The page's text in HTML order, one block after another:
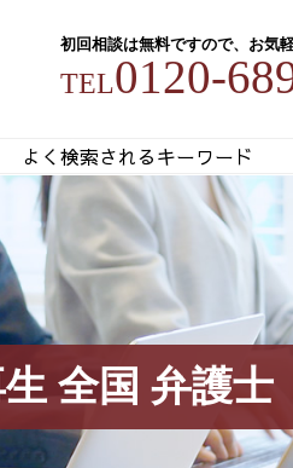
全国 弁護士
初回相談は無料ですので、お気
TEL0120-
よく検索されるキーワード